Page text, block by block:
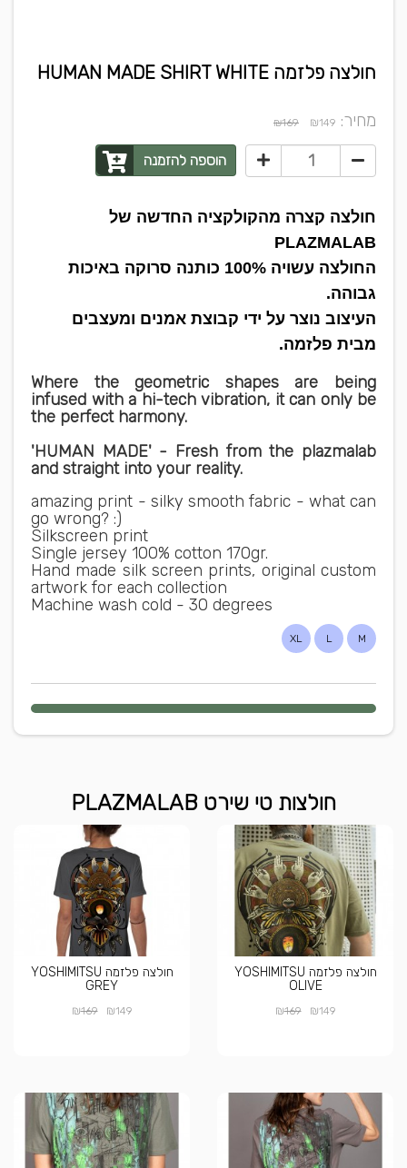
חולצה פלזמה HUMAN MADE SHIRT WHITE
מחיר: ₪149
₪169
הוספה להזמנה
חולצה קצרה מהקולקציה החדשה של
PLAZMALAB
החולצה עשויה 100% כותנה סרוקה באיכות
גבוהה.
העיצוב נוצר על ידי קבוצת אמנים ומעצבים
מבית פלזמה.
Where the geometric shapes are being
infused with a hi-tech vibration, it can only be
the perfect harmony.
'HUMAN MADE' - Fresh from the plazmalab
and straight into your reality.
amazing print - silky smooth fabric - what can
go wrong? :)
Silkscreen print
Single jersey 100% cotton 170gr.
Hand made silk screen prints, original custom
artwork for each collection
Machine wash cold - 30 degrees
M
L
XL
חולצות טי שירט PLAZMALAB
חולצה פלזמה YOSHIMITSU
OLIVE
₪149
₪169
חולצה פלזמה YOSHIMITSU
GREY
₪149
₪169